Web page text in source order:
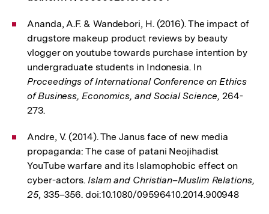
Ananda, A.F. & Wandebori, H. (2016). The impact of
drugstore makeup product reviews by beauty
vlogger on youtube towards purchase intention by
undergraduate students in Indonesia. In
Proceedings of International Conference on Ethics
of Business, Economics, and Social Science,264-
273.
Andre, V. (2014). The Janus face of new media
propaganda: The case of patani Neojihadist
YouTube warfare and its Islamophobic effect on
cyber-actors. Islam and Christian–Muslim Relations,
25, 335–356. doi:10.1080/09596410.2014.900948